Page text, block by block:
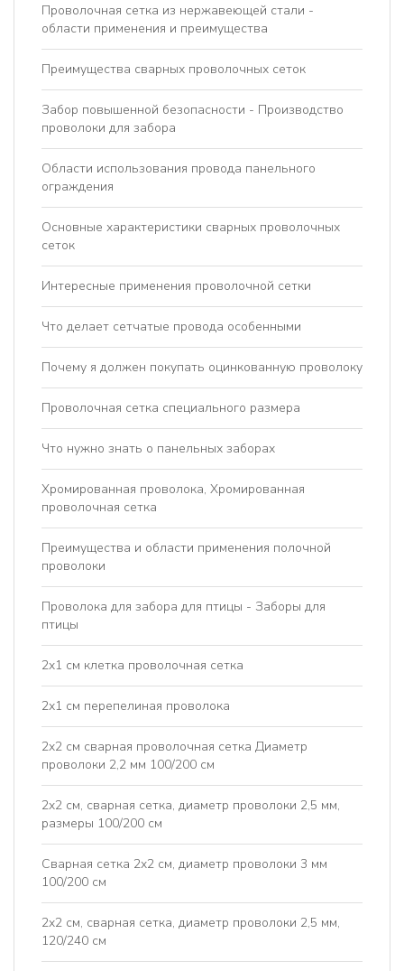
Проволочная сетка из нержавеющей стали -
области применения и преимущества
Преимущества сварных проволочных сеток
Забор повышенной безопасности - Производство
проволоки для забора
Области использования провода панельного
ограждения
Основные характеристики сварных проволочных
сеток
Интересные применения проволочной сетки
Что делает сетчатые провода особенными
Почему я должен покупать оцинкованную проволоку
Проволочная сетка специального размера
Что нужно знать о панельных заборах
Хромированная проволока, Хромированная
проволочная сетка
Преимущества и области применения полочной
проволоки
Проволока для забора для птицы - Заборы для
птицы
2x1 см клетка проволочная сетка
2х1 см перепелиная проволока
2x2 см сварная проволочная сетка Диаметр
проволоки 2,2 мм 100/200 см
2x2 см, сварная сетка, диаметр проволоки 2,5 мм,
размеры 100/200 см
Сварная сетка 2x2 см, диаметр проволоки 3 мм
100/200 см
2x2 см, сварная сетка, диаметр проволоки 2,5 мм,
120/240 см